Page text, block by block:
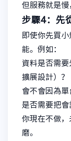
但服務就是慢
步驟4：先
即使你先買
能。例如：
資料是否需
擴展設計）？
會不會因為單
是否需要把會
你現在不做
磨。